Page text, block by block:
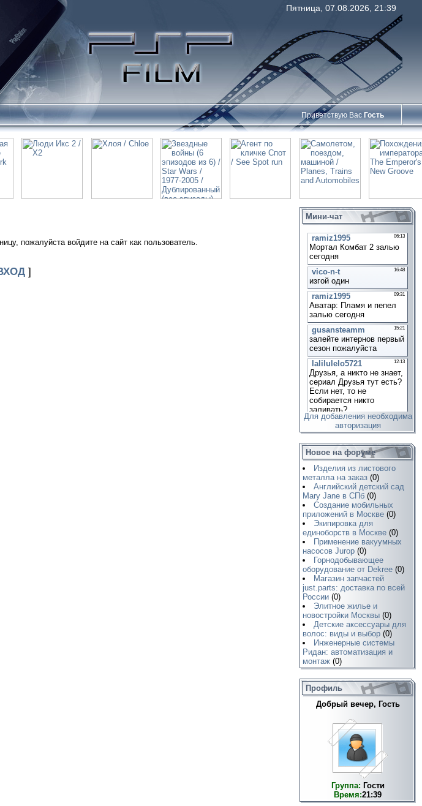
Пятница, 07.08.2026, 21:39
Приветствую Вас Гость
пожалуйста войдите на сайт как пользователь.
]
Мини-чат
Для добавления необходима
авторизация
Новое на форуме
Изделия из листового
металла на заказ (0)
Английский детский сад
Mary Jane в СПб (0)
Создание мобильных
приложений в Москве (0)
Экипировка для
единоборств в Москве (0)
Применение вакуумных
насосов Jurop (0)
Горнодобывающее
оборудование от Dekree (0)
Магазин запчастей
just.parts: доставка по всей
России (0)
Элитное жилье и
новостройки Москвы (0)
Детские аксессуары для
волос: виды и выбор (0)
Инженерные системы
Ридан: автоматизация и
монтаж (0)
Профиль
Добрый вечер, Гость
Группа: Гости
Время:21:39